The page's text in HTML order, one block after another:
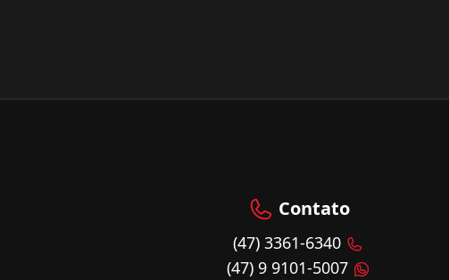
Contato
(47) 3361-6340
(47) 9 9101-5007